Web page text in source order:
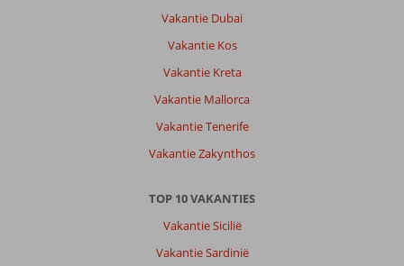
Vakantie Dubai
Vakantie Kos
Vakantie Kreta
Vakantie Mallorca
Vakantie Tenerife
Vakantie Zakynthos
TOP 10 VAKANTIES
Vakantie Sicilië
Vakantie Sardinië